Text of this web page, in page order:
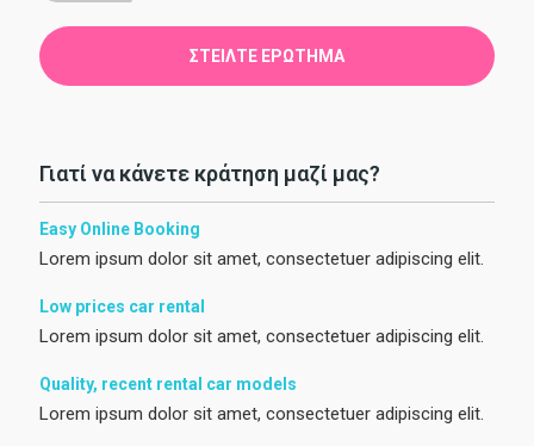
ΣΤΕΊΛΤΕ ΕΡΏΤΗΜΑ
Γιατί να κάνετε κράτηση μαζί μας?
Easy Online Booking
Lorem ipsum dolor sit amet, consectetuer adipiscing elit.
Low prices car rental
Lorem ipsum dolor sit amet, consectetuer adipiscing elit.
Quality, recent rental car models
Lorem ipsum dolor sit amet, consectetuer adipiscing elit.